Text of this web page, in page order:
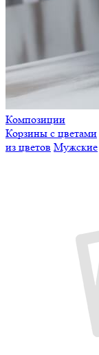
Композиции
Корзины с цветами
из цветов Мужские